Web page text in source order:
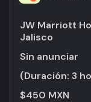
JW Marriott
Jalisco
Sin anunciar
(Duración: 3
$450 MXN